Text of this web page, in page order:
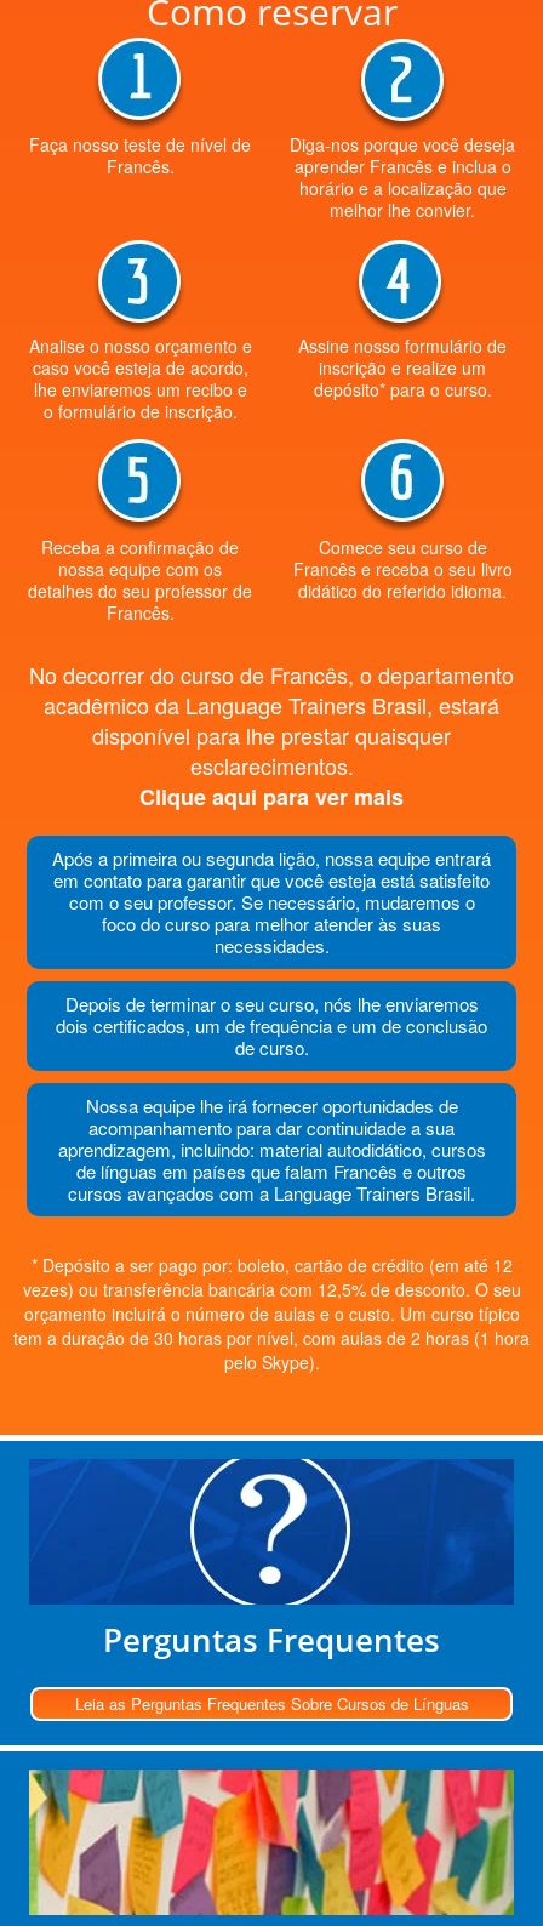
Como reservar
Faça nosso teste de nível de
Francês.
Diga-nos porque você deseja
aprender Francês e inclua o
horário e a localização que
melhor lhe convier.
Analise o nosso orçamento e
caso você esteja de acordo,
lhe enviaremos um recibo e
o formulário de inscrição.
Assine nosso formulário de
inscrição e realize um
depósito* para o curso.
Receba a confirmação de
nossa equipe com os
detalhes do seu professor de
Francês.
Comece seu curso de
Francês e receba o seu livro
didático do referido idioma.
No decorrer do curso de Francês, o departamento
acadêmico da Language Trainers Brasil, estará
disponível para lhe prestar quaisquer
esclarecimentos.
Clique aqui para ver mais
Após a primeira ou segunda lição, nossa equipe entrará
em contato para garantir que você esteja está satisfeito
com o seu professor. Se necessário, mudaremos o
foco do curso para melhor atender às suas
necessidades.
Depois de terminar o seu curso, nós lhe enviaremos
dois certificados, um de frequência e um de conclusão
de curso.
Nossa equipe lhe irá fornecer oportunidades de
acompanhamento para dar continuidade a sua
aprendizagem, incluindo: material autodidático, cursos
de línguas em países que falam Francês e outros
cursos avançados com a Language Trainers Brasil.
* Depósito a ser pago por: boleto, cartão de crédito (em até 12
vezes) ou transferência bancária com 12,5% de desconto. O seu
orçamento incluirá o número de aulas e o custo. Um curso típico
tem a duração de 30 horas por nível, com aulas de 2 horas (1 hora
pelo Skype).
Perguntas Frequentes
Leia as Perguntas Frequentes Sobre Cursos de Línguas